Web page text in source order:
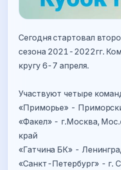
Сегодня стартовал
сезона 2021-2022гг.
кругу 6-7 апреля.
Участвуют четыре
«Приморье» -
«Факел» - г.Москва,
край
«Гатчина БК» -
«Санкт-Петербург» - г.